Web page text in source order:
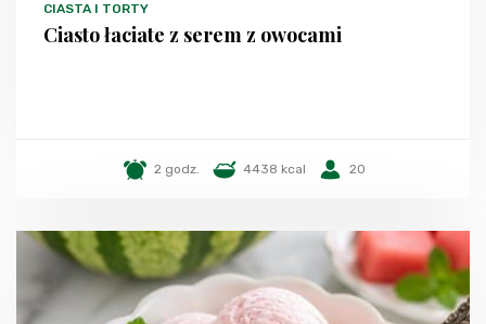
CIASTA I TORTY
Ciasto łaciate z serem z owocami
2 godz. 4438 kcal 20